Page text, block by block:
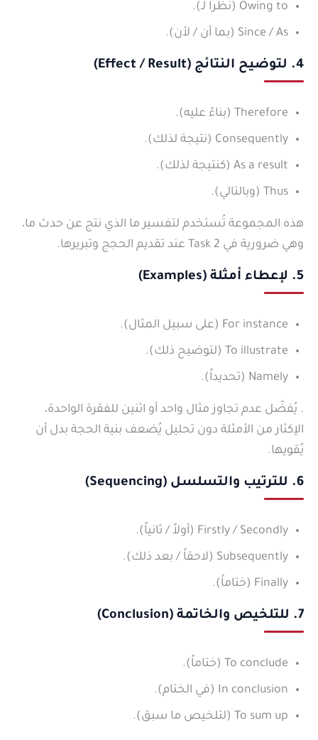
Owing to (نظراً لـ).
Since / As (بما أن / لأن).
4. لتوضيح النتائج (Effect / Result)
Therefore (بناءً عليه).
Consequently (نتيجة لذلك).
As a result (كنتيجة لذلك).
Thus (وبالتالي).
هذه المجموعة تُستخدم لتفسير ما الذي نتج عن حدث ما،
وهي ضرورية في Task 2 عند تقديم الحجج وتبريرها.
5. لإعطاء أمثلة (Examples)
For instance (على سبيل المثال).
To illustrate (لتوضيح ذلك).
Namely (تحديداً).
. يُفضّل عدم تجاوز مثال واحد أو اثنين للفقرة الواحدة،
الإكثار من الأمثلة دون تحليل يُضعف بنية الحجة بدل أن
يُقويها.
6. للترتيب والتسلسل (Sequencing)
Firstly / Secondly (أولاً / ثانياً).
Subsequently (لاحقاً / بعد ذلك).
Finally (ختاماً).
7. للتلخيص والخاتمة (Conclusion)
To conclude (ختاماً).
In conclusion (في الختام).
To sum up (لتلخيص ما سبق).